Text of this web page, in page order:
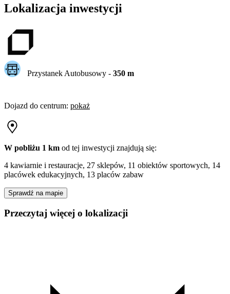
Lokalizacja inwestycji
Przystanek Autobusowy - 350m
Dojazd do centrum: pokaż
W pobliżu 1 km od tej inwestycji znajdują się:
4 kawiarnie i restauracje, 27 sklepów, 11 obiektów sportowych, 14
placówek edukacyjnych, 13 placów zabaw
Sprawdź na mapie
Przeczytaj więcej o lokalizacji